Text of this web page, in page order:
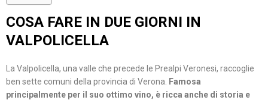
COSA FARE IN DUE GIORNI IN
VALPOLICELLA
La Valpolicella, una valle che precede le Prealpi Veronesi, raccoglie
ben sette comuni della provincia di Verona.
Famosa
principalmente per il suo ottimo vino, è ricca anche di storia e